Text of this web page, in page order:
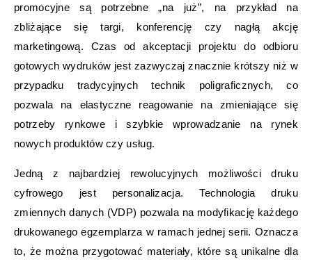
promocyjne są potrzebne „na już”, na przykład na
zbliżające się targi, konferencję czy nagłą akcję
marketingową. Czas od akceptacji projektu do odbioru
gotowych wydruków jest zazwyczaj znacznie krótszy niż w
przypadku tradycyjnych technik poligraficznych, co
pozwala na elastyczne reagowanie na zmieniające się
potrzeby rynkowe i szybkie wprowadzanie na rynek
nowych produktów czy usług.
Jedną z najbardziej rewolucyjnych możliwości druku
cyfrowego jest personalizacja. Technologia druku
zmiennych danych (VDP) pozwala na modyfikację każdego
drukowanego egzemplarza w ramach jednej serii. Oznacza
to, że można przygotować materiały, które są unikalne dla